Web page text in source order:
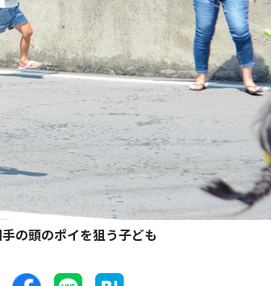
の頭のポイを狙う子ども